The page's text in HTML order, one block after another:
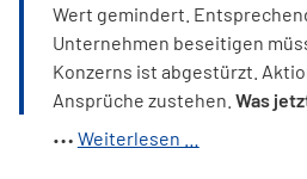
Wert gemindert.
Unternehmen beseitigen
Konzerns ist abgestürzt.
Ansprüche zustehen. Was
Weiterlesen …